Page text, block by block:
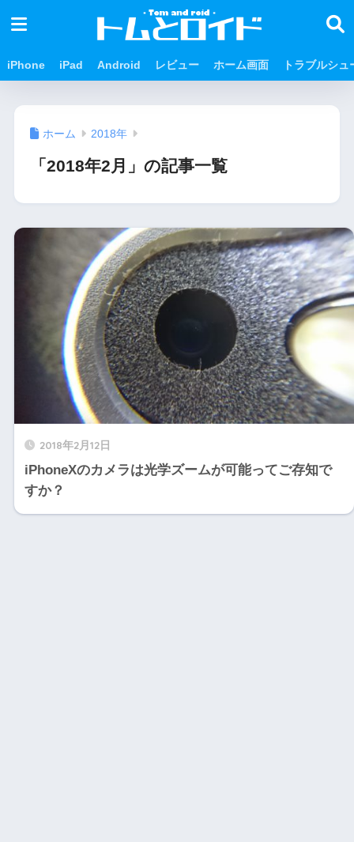
iPhone iPad Android レビュー ホーム画面 トラブルシュ
ホーム 2018年
「2018年2月」の記事一覧
2018年2月12日
iPhoneXのカメラは光学ズームが可能ってご存知で
すか？